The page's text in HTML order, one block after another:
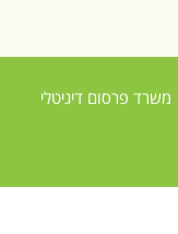
משרד פרסום דיגיטלי